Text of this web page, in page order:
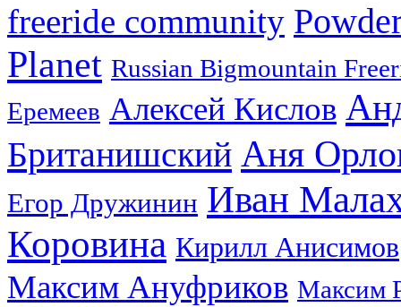
freeride community
Planet Russian Bigmountain
Еремеев Алексей Кислов
Британишский Аня
Егор Дружинин Иван
Коровина Кирилл Анисимов
Максим Ануфриков Максим